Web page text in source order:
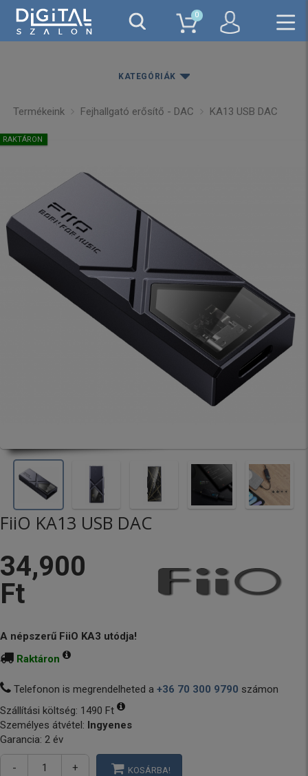
0
KATEGÓRIÁK
Termékeink Fejhallgató erősítő - DAC KA13 USB DAC
RAKTÁRON
FiiO KA13 USB DAC
34,900
Ft
A népszerű FiiO KA3 utódja!
Raktáron
Telefonon is megrendelheted a +36 70 300 9790 számon
Szállítási költség: 1490 Ft
Személyes átvétel: Ingyenes
Garancia: 2 év
- + KOSÁRBA!